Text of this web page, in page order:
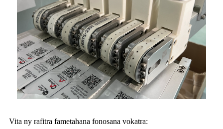
Vita ny rafitra fametahana fonosana vokatra: